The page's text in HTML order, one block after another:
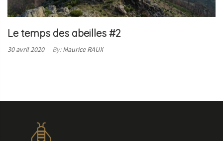
Le temps des abeilles #2
Posted
30 avril 2020 By: Maurice RAUX
LA
SUITE